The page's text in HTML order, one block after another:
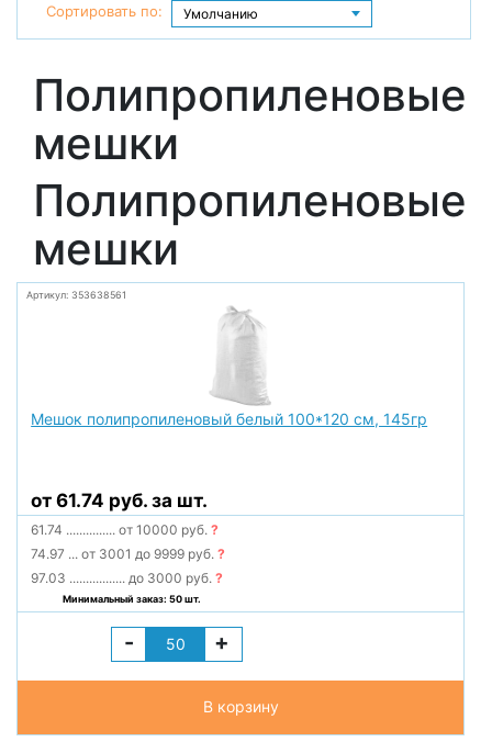
Сортировать по:
Полипропиленовые
мешки
Полипропиленовые
мешки
Артикул: 353638561
Мешок полипропиленовый белый 100*120 см, 145гр
от 61.74 руб. за шт.
61.74 ............... от 10000 руб.?
74.97 ... от 3001 до 9999 руб.?
97.03 ................. до 3000 руб.?
Минимальный заказ: 50 шт.
- +
В корзину